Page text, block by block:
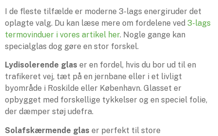
I de fleste tilfælde er moderne 3-lags energiruder det
oplagte valg. Du kan læse mere om fordelene ved 3-lags
termovinduer i vores artikel her. Nogle gange kan
specialglas dog gøre en stor forskel.
Lydisolerende glas er en fordel, hvis du bor ud til en
trafikeret vej, tæt på en jernbane eller i et livligt
byområde i Roskilde eller København. Glasset er
opbygget med forskellige tykkelser og en speciel folie,
der dæmper støj udefra.
Solafskærmende glas er perfekt til store